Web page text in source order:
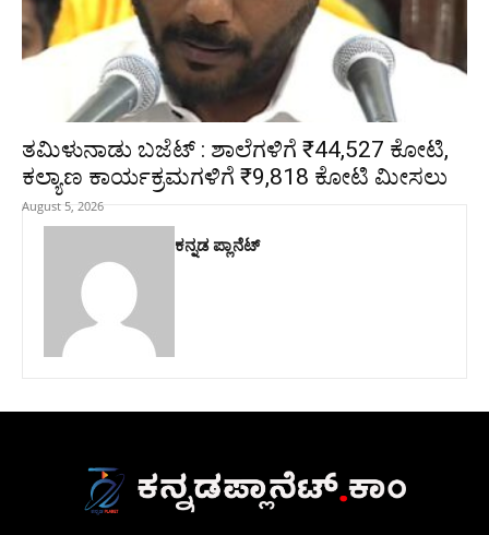
ತಮಿಳುನಾಡು ಬಜೆಟ್ : ಶಾಲೆಗಳಿಗೆ ₹44,527 ಕೋಟಿ,
ಕಲ್ಯಾಣ ಕಾರ್ಯಕ್ರಮಗಳಿಗೆ ₹9,818 ಕೋಟಿ ಮೀಸಲು
August 5, 2026
ಕನ್ನಡ ಪ್ಲಾನೆಟ್